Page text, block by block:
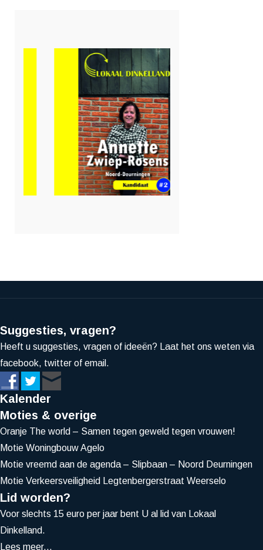
Suggesties, vragen?
Heeft u suggesties, vragen of ideeën? Laat het ons weten via
facebook, twitter of email.
Kalender
Moties & overige
Oranje The world – Samen tegen geweld tegen vrouwen!
Motie Woningbouw Agelo
Motie vreemd aan de agenda – Slipbaan – Noord Deurningen
Motie Verkeersveiligheid Legtenbergerstraat Weerselo
Lid worden?
Voor slechts 15 euro per jaar bent U al lid van Lokaal
Dinkelland.
Lees meer...